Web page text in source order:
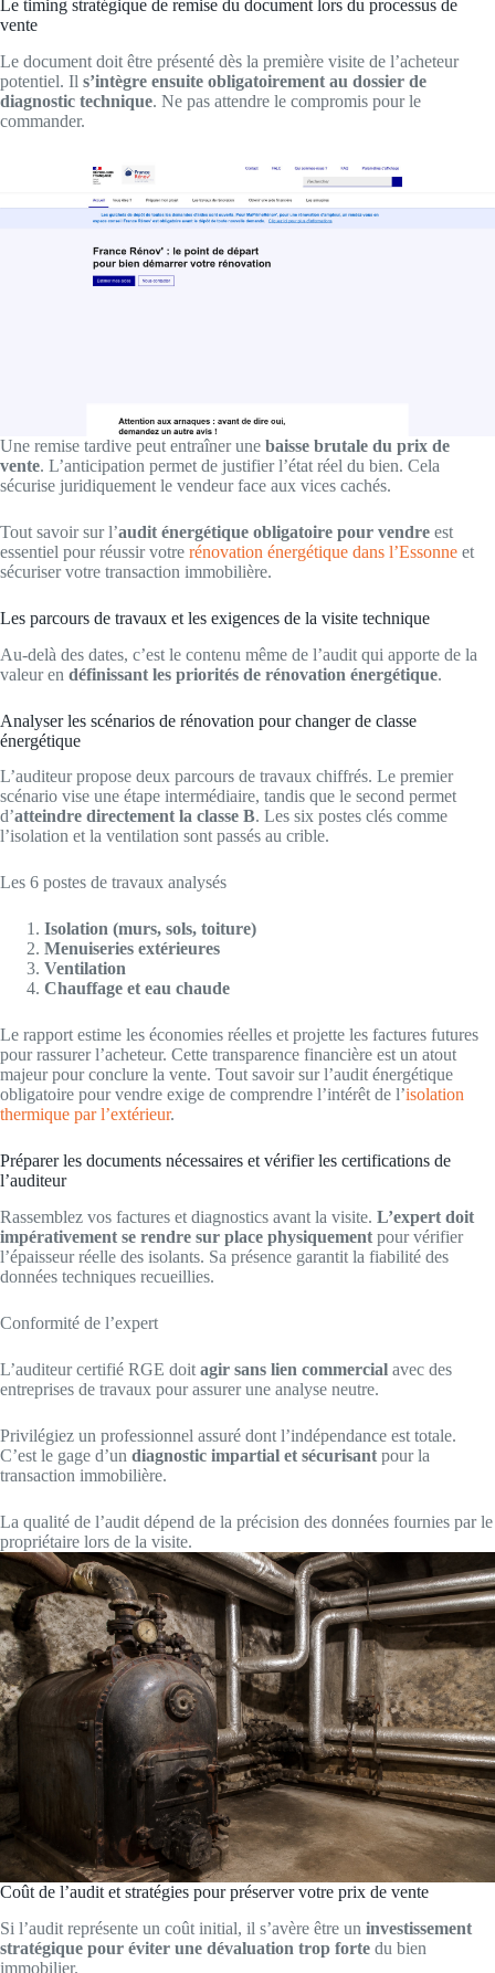
Le timing stratégique de remise du document lors du processus de
vente
Le document doit être présenté dès la première visite de l’acheteur
potentiel. Il s’intègre ensuite obligatoirement au dossier de
diagnostic technique. Ne pas attendre le compromis pour le
commander.
Une remise tardive peut entraîner une baisse brutale du prix de
vente. L’anticipation permet de justifier l’état réel du bien. Cela
sécurise juridiquement le vendeur face aux vices cachés.
Tout savoir sur l’audit énergétique obligatoire pour vendre est
essentiel pour réussir votre rénovation énergétique dans l’Essonne et
sécuriser votre transaction immobilière.
Les parcours de travaux et les exigences de la visite technique
Au-delà des dates, c’est le contenu même de l’audit qui apporte de la
valeur en définissant les priorités de rénovation énergétique.
Analyser les scénarios de rénovation pour changer de classe
énergétique
L’auditeur propose deux parcours de travaux chiffrés. Le premier
scénario vise une étape intermédiaire, tandis que le second permet
d’atteindre directement la classe B. Les six postes clés comme
l’isolation et la ventilation sont passés au crible.
Les 6 postes de travaux analysés
Isolation (murs, sols, toiture)
Menuiseries extérieures
Ventilation
Chauffage et eau chaude
Le rapport estime les économies réelles et projette les factures futures
pour rassurer l’acheteur. Cette transparence financière est un atout
majeur pour conclure la vente. Tout savoir sur l’audit énergétique
obligatoire pour vendre exige de comprendre l’intérêt de l’isolation
thermique par l’extérieur.
Préparer les documents nécessaires et vérifier les certifications de
l’auditeur
Rassemblez vos factures et diagnostics avant la visite. L’expert doit
impérativement se rendre sur place physiquement pour vérifier
l’épaisseur réelle des isolants. Sa présence garantit la fiabilité des
données techniques recueillies.
Conformité de l’expert
L’auditeur certifié RGE doit agir sans lien commercial avec des
entreprises de travaux pour assurer une analyse neutre.
Privilégiez un professionnel assuré dont l’indépendance est totale.
C’est le gage d’un diagnostic impartial et sécurisant pour la
transaction immobilière.
La qualité de l’audit dépend de la précision des données fournies par le
propriétaire lors de la visite.
Coût de l’audit et stratégies pour préserver votre prix de vente
Si l’audit représente un coût initial, il s’avère être un investissement
stratégique pour éviter une dévaluation trop forte du bien
immobilier.